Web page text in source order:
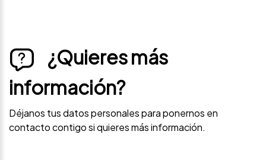
¿Quieres más
información?
Déjanos tus datos personales para ponernos en
contacto contigo si quieres más información.